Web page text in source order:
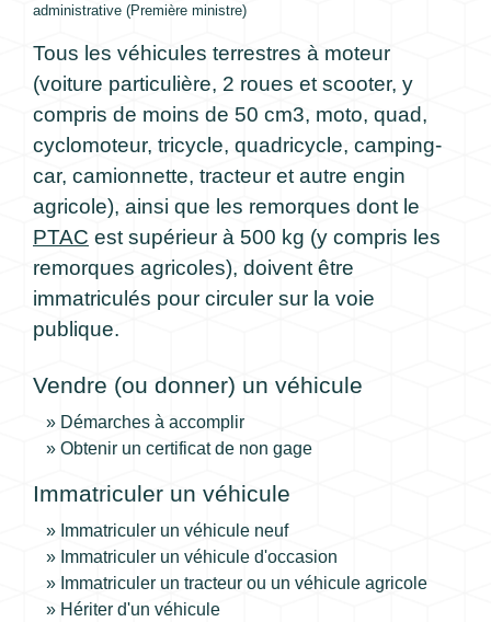
administrative (Première ministre)
Tous les véhicules terrestres à moteur
(voiture particulière, 2 roues et scooter, y
compris de moins de 50 cm3, moto, quad,
cyclomoteur, tricycle, quadricycle, camping-
car, camionnette, tracteur et autre engin
agricole), ainsi que les remorques dont le
PTAC est supérieur à 500 kg (y compris les
remorques agricoles), doivent être
immatriculés pour circuler sur la voie
publique.
Vendre (ou donner) un véhicule
Démarches à accomplir
Obtenir un certificat de non gage
Immatriculer un véhicule
Immatriculer un véhicule neuf
Immatriculer un véhicule d'occasion
Immatriculer un tracteur ou un véhicule agricole
Hériter d'un véhicule